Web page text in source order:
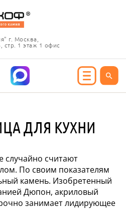
г. Москва,
стр. 1 этаж 1 офис
ДЛЯ КУХНИ
случайно считают
По своим показателям
камень. Изобретенный
Дюпон, акриловый
занимает лидирующее